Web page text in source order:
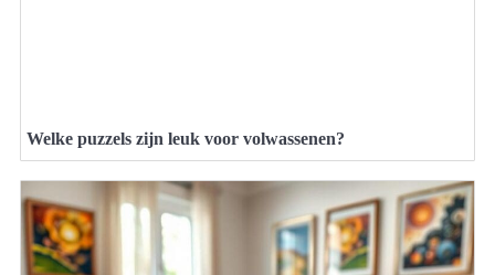
Welke puzzels zijn leuk voor volwassenen?